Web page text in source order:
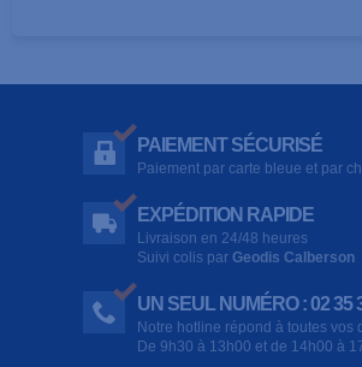
PAIEMENT SÉCURISÉ
Paiement par carte bleue et par
EXPÉDITION RAPIDE
Livraison en 24/48 heures
Suivi colis par Geodis Calberson
UN SEUL NUMÉRO : 02 35
Notre hotline répond à toutes vos
De 9h30 à 13h00 et de 14h00 à